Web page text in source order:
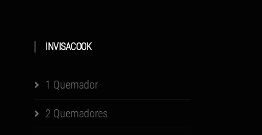
INVISACOOK
1 Quemador
2 Quemadores